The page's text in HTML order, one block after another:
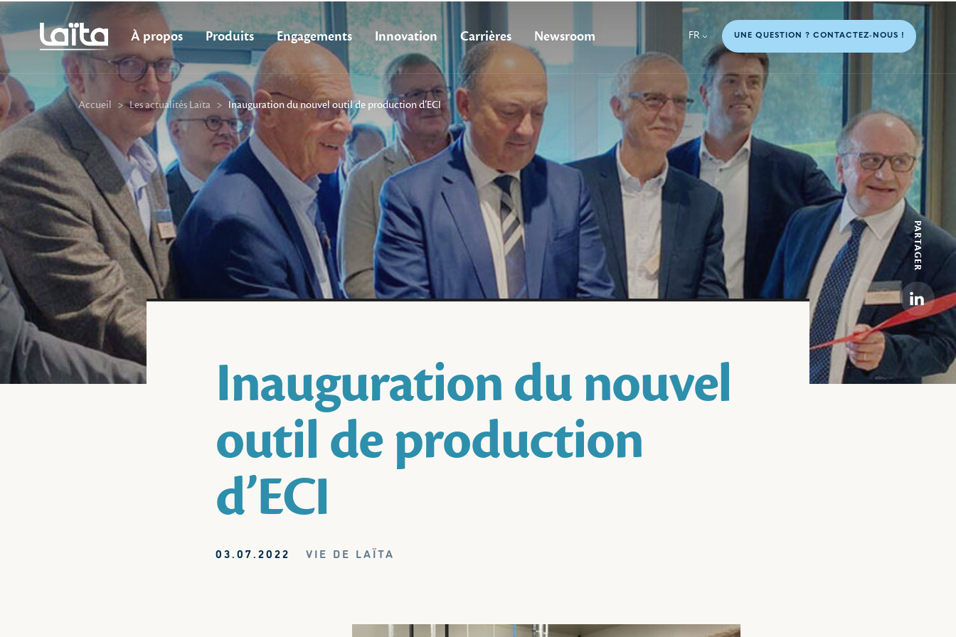
À propos Produits Engagements Innovation Carrières Newsroom FR UNE QUESTION ? CONTACTEZ-NOUS !
Accueil > Les actualités Laïta > Inauguration du nouvel outil de production d’ECI
PARTAGER
Inauguration du nouvel
outil de production
d’ECI
03.07.2022 VIE DE LAÏTA